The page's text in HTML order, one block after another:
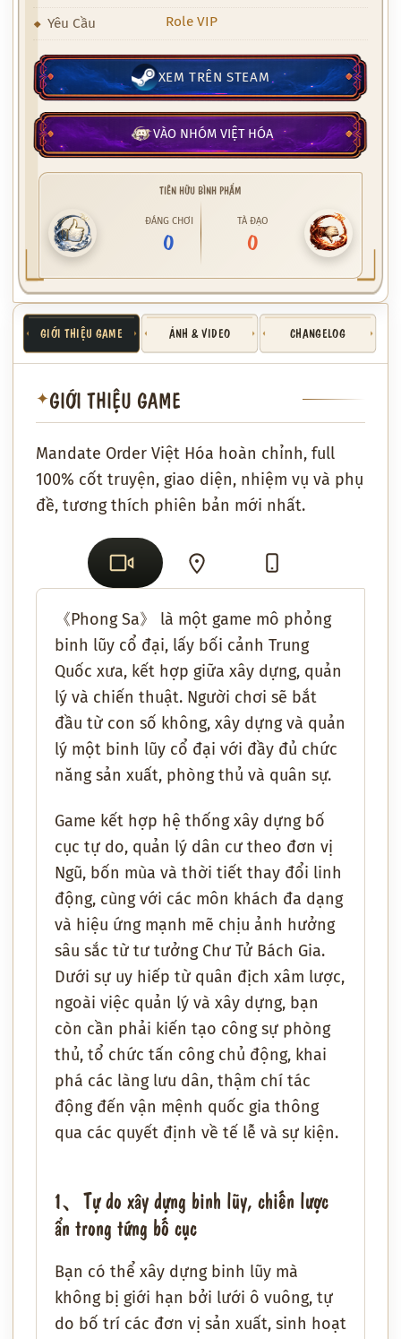
Yêu Cầu Role VIP
XEM TRÊN STEAM
VÀO NHÓM VIỆT HÓA
TIÊN HỮU BÌNH PHẨM
ĐÁNG CHƠI
0
TÀ ĐẠO
0
GIỚI THIỆU GAME ẢNH & VIDEO CHANGELOG
✦GIỚI THIỆU GAME
Mandate Order Việt Hóa hoàn chỉnh, full
100% cốt truyện, giao diện, nhiệm vụ và phụ
đề, tương thích phiên bản mới nhất.
《Phong Sa》 là một game mô phỏng
binh lũy cổ đại, lấy bối cảnh Trung
Quốc xưa, kết hợp giữa xây dựng, quản
lý và chiến thuật. Người chơi sẽ bắt
đầu từ con số không, xây dựng và quản
lý một binh lũy cổ đại với đầy đủ chức
năng sản xuất, phòng thủ và quân sự.
Game kết hợp hệ thống xây dựng bố
cục tự do, quản lý dân cư theo đơn vị
Ngũ, bốn mùa và thời tiết thay đổi linh
động, cùng với các môn khách đa dạng
và hiệu ứng mạnh mẽ chịu ảnh hưởng
sâu sắc từ tư tưởng Chư Tử Bách Gia.
Dưới sự uy hiếp từ quân địch xâm lược,
ngoài việc quản lý và xây dựng, bạn
còn cần phải kiến tạo công sự phòng
thủ, tổ chức tấn công chủ động, khai
phá các làng lưu dân, thậm chí tác
động đến vận mệnh quốc gia thông
qua các quyết định về tế lễ và sự kiện.
1、Tự do xây dựng binh lũy, chiến lược
ẩn trong từng bố cục
Bạn có thể xây dựng binh lũy mà
không bị giới hạn bởi lưới ô vuông, tự
do bố trí các đơn vị sản xuất, sinh hoạt